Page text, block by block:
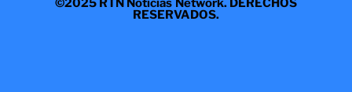
©2025 RTN Noticias Network. DERECHOS
RESERVADOS.